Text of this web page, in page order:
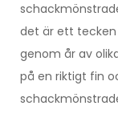
det är ett
genom år av
på en riktigt fin